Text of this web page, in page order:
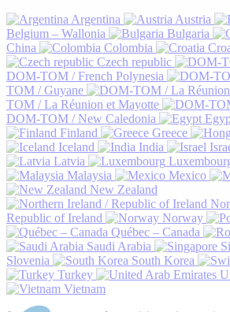
Argentina
Austria
Belgium – Wallonia
Bulgaria
China
Colombia
Czech republic
DOM-TOM / French Polynesia
TOM / Guyane
TOM / La Réunion et Mayotte
DOM-TOM / New Caledonia
Finland
Greece
Iceland
India
Latvia
Malaysia
Mexico
New Zealand
Republic of Ireland
Norway
Québec – Canada
Saudi Arabia
Slovenia
South Korea
Turkey
Vietnam